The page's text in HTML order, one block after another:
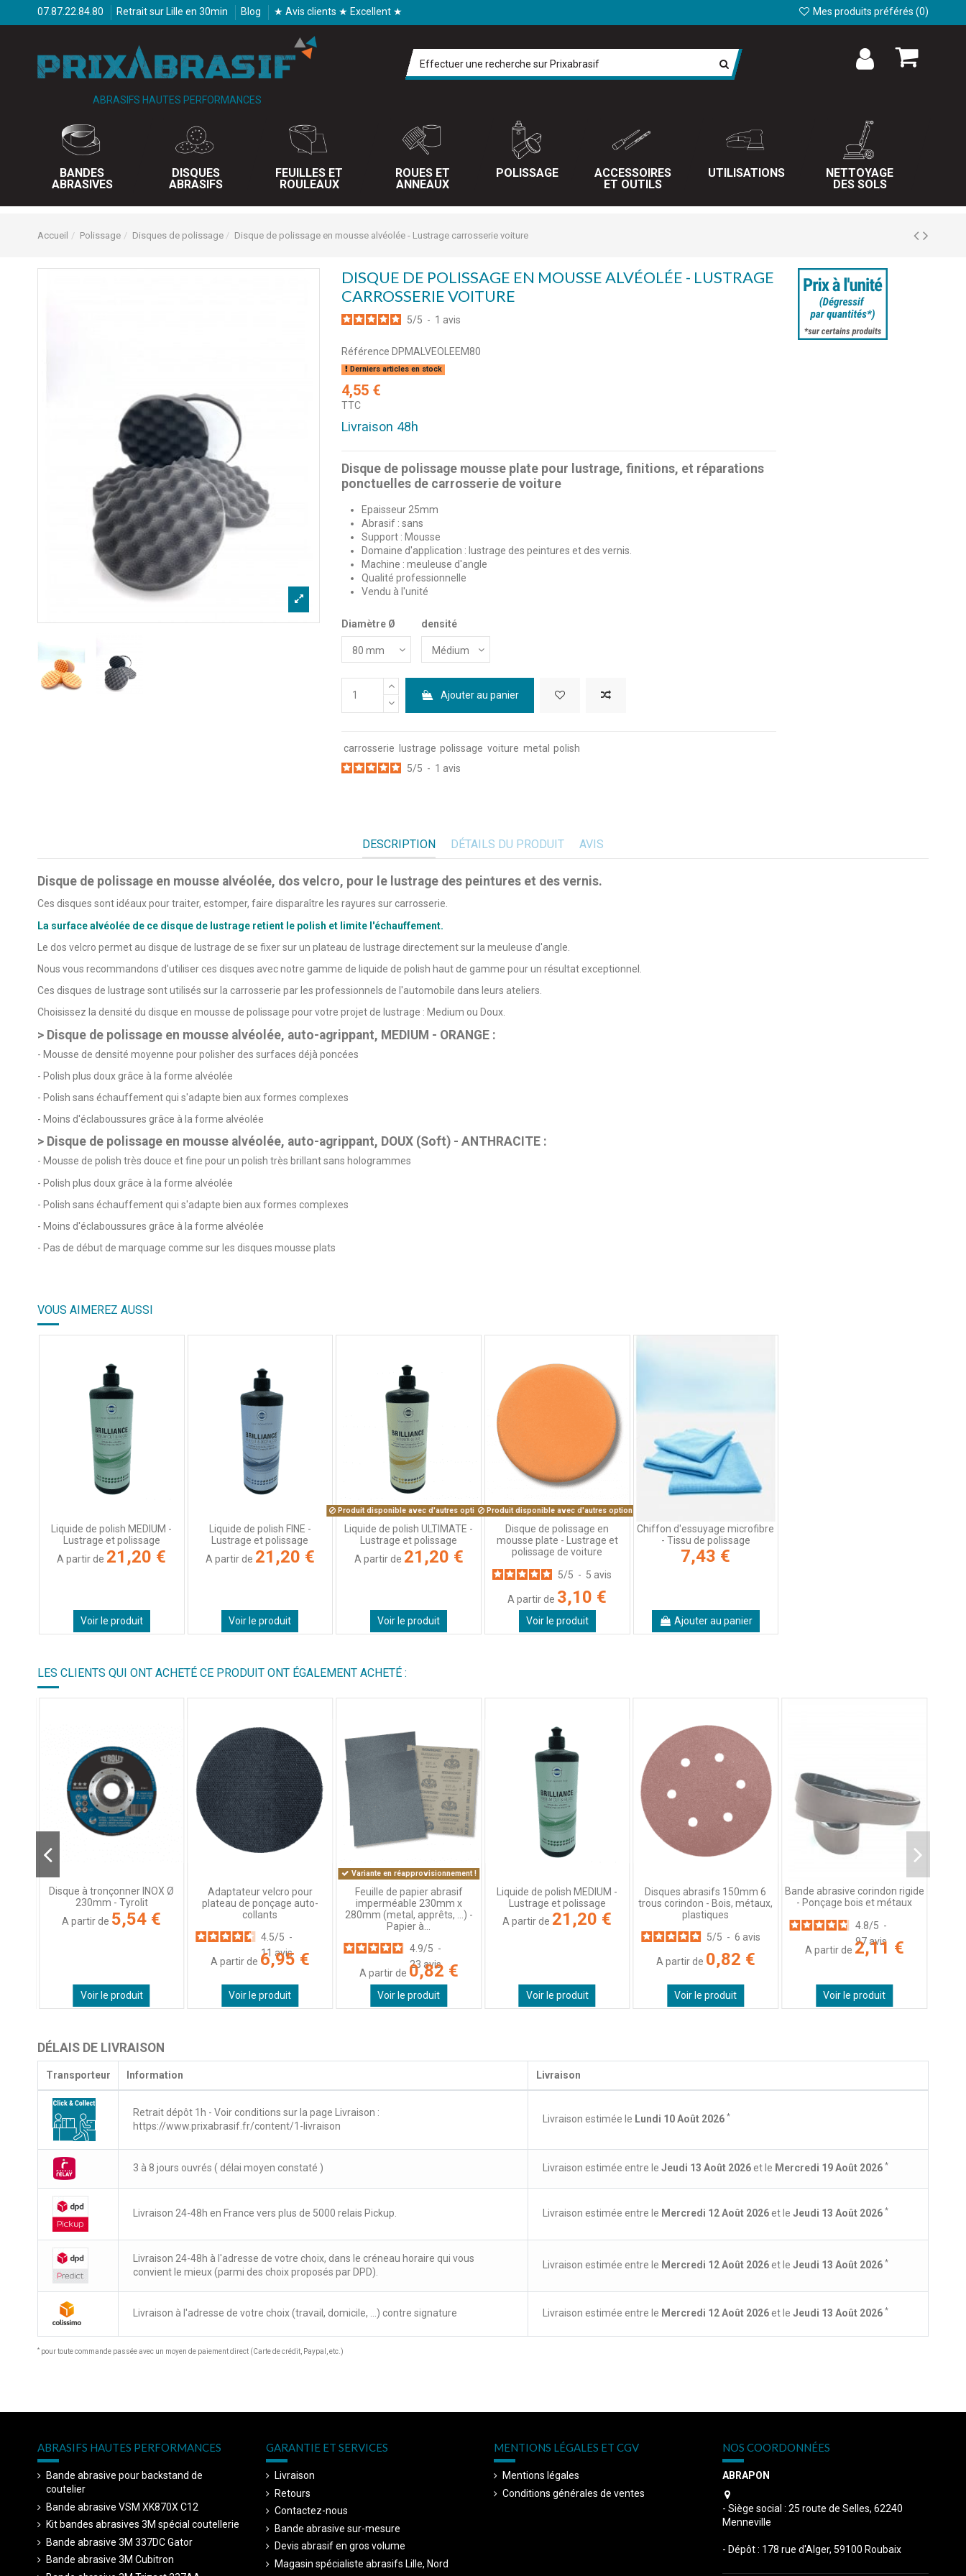
07.87.22.84.80 Retrait sur Lille en 30min Blog ★ Avis clients ★ Excellent ★ Mes produits préférés (0)
ABRASIFS HAUTES PERFORMANCES
BANDES
ABRASIVES
DISQUES
ABRASIFS
FEUILLES ET
ROULEAUX
ROUES ET
ANNEAUX
POLISSAGE
ACCESSOIRES
ET OUTILS
UTILISATIONS
NETTOYAGE
DES SOLS
Accueil Polissage Disques de polissage Disque de polissage en mousse alvéolée - Lustrage carrosserie voiture
DISQUE DE POLISSAGE EN MOUSSE ALVÉOLÉE - LUSTRAGE
CARROSSERIE VOITURE
5/5 - 1 avis
Référence DPMALVEOLEEM80
Derniers articles en stock
4,55 €
TTC
Livraison 48h
Disque de polissage mousse plate pour lustrage, finitions, et réparations
ponctuelles de carrosserie de voiture
Epaisseur 25mm
Abrasif : sans
Support : Mousse
Domaine d'application : lustrage des peintures et des vernis.
Machine : meuleuse d'angle
Qualité professionnelle
Vendu à l'unité
Diamètre Ø densité
Ajouter au panier
carrosserie lustrage polissage voiture metal polish
5/5 - 1 avis
DESCRIPTION DÉTAILS DU PRODUIT AVIS
Disque de polissage en mousse alvéolée, dos velcro, pour le lustrage des peintures et des vernis.
Ces disques sont idéaux pour traiter, estomper, faire disparaître les rayures sur carrosserie.
La surface alvéolée de ce disque de lustrage retient le polish et limite l'échauffement.
Le dos velcro permet au disque de lustrage de se fixer sur un plateau de lustrage directement sur la meuleuse d'angle.
Nous vous recommandons d'utiliser ces disques avec notre gamme de liquide de polish haut de gamme pour un résultat exceptionnel.
Ces disques de lustrage sont utilisés sur la carrosserie par les professionnels de l'automobile dans leurs ateliers.
Choisissez la densité du disque en mousse de polissage pour votre projet de lustrage : Medium ou Doux.
> Disque de polissage en mousse alvéolée, auto-agrippant, MEDIUM - ORANGE :
- Mousse de densité moyenne pour polisher des surfaces déjà poncées
- Polish plus doux grâce à la forme alvéolée
- Polish sans échauffement qui s'adapte bien aux formes complexes
- Moins d'éclaboussures grâce à la forme alvéolée
> Disque de polissage en mousse alvéolée, auto-agrippant, DOUX (Soft) - ANTHRACITE :
- Mousse de polish très douce et fine pour un polish très brillant sans hologrammes
- Polish plus doux grâce à la forme alvéolée
- Polish sans échauffement qui s'adapte bien aux formes complexes
- Moins d'éclaboussures grâce à la forme alvéolée
- Pas de début de marquage comme sur les disques mousse plats
Voir tous les avis sur ce site
Avis du11/03/2024 , suite à une expérience du27/02/2024 parA.A.
VOUS AIMEREZ AUSSI
Liquide de polish MEDIUM -
Lustrage et polissage
A partir de 21,20 €
Voir le produit
Liquide de polish FINE -
Lustrage et polissage
A partir de 21,20 €
Voir le produit
Produit disponible avec d'autres options
Liquide de polish ULTIMATE -
Lustrage et polissage
A partir de 21,20 €
Voir le produit
Produit disponible avec d'autres options
Disque de polissage en
mousse plate - Lustrage et
polissage de voiture
5/5 - 5 avis
A partir de 3,10 €
Voir le produit
Chiffon d'essuyage microfibre
- Tissu de polissage
7,43 €
Ajouter au panier
LES CLIENTS QUI ONT ACHETÉ CE PRODUIT ONT ÉGALEMENT ACHETÉ :
Disque à tronçonner INOX Ø
230mm - Tyrolit
A partir de 5,54 €
Voir le produit
Adaptateur velcro pour
plateau de ponçage auto-
collants
4.5/5 -
11 avis
A partir de 6,95 €
Voir le produit
Variante en réapprovisionnement !
Feuille de papier abrasif
imperméable 230mm x
280mm (metal, apprêts, ...) -
Papier à...
4.9/5 -
23 avis
A partir de 0,82 €
Voir le produit
Liquide de polish MEDIUM -
Lustrage et polissage
A partir de 21,20 €
Voir le produit
Disques abrasifs 150mm 6
trous corindon - Bois, métaux,
plastiques
5/5 - 6 avis
A partir de 0,82 €
Voir le produit
Bande abrasive corindon rigide
- Ponçage bois et métaux
4.8/5 -
97 avis
A partir de 2,11 €
Voir le produit
DÉLAIS DE LIVRAISON
Transporteur Information Livraison
Retrait dépôt 1h - Voir conditions sur la page Livraison :
https://www.prixabrasif.fr/content/1-livraison
Livraison estimée le Lundi 10 Août 2026 *
3 à 8 jours ouvrés ( délai moyen constaté ) Livraison estimée entre le Jeudi 13 Août 2026et le Mercredi 19 Août 2026 *
Livraison 24-48h en France vers plus de 5000 relais Pickup. Livraison estimée entre le Mercredi 12 Août 2026et le Jeudi 13 Août 2026 *
Livraison 24-48h à l'adresse de votre choix, dans le créneau horaire qui vous
convient le mieux (parmi des choix proposés par DPD).
Livraison estimée entre le Mercredi 12 Août 2026et le Jeudi 13 Août 2026 *
Livraison à l'adresse de votre choix (travail, domicile, ...) contre signature Livraison estimée entre le Mercredi 12 Août 2026et le Jeudi 13 Août 2026 *
* pour toute commande passée avec un moyen de paiement direct (Carte de crédit, Paypal, etc.)
ABRASIFS HAUTES PERFORMANCES
Bande abrasive pour backstand de
coutelier
Bande abrasive VSM XK870X C12
Kit bandes abrasives 3M spécial coutellerie
Bande abrasive 3M 337DC Gator
Bande abrasive 3M Cubitron
GARANTIE ET SERVICES
Livraison
Retours
Contactez-nous
Bande abrasive sur-mesure
Devis abrasif en gros volume
Magasin spécialiste abrasifs Lille, Nord
MENTIONS LÉGALES ET CGV
Mentions légales
Conditions générales de ventes
NOS COORDONNÉES
ABRAPON
- Siège social : 25 route de Selles, 62240
Menneville
- Dépôt : 178 rue d'Alger, 59100 Roubaix